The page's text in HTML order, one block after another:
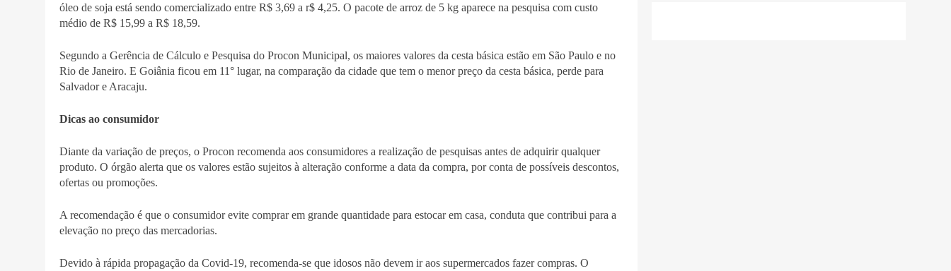
óleo de soja está sendo comercializado entre R$ 3,69 a r$ 4,25. O pacote de arroz de 5 kg aparece na pesquisa com custo
médio de R$ 15,99 a R$ 18,59.
Segundo a Gerência de Cálculo e Pesquisa do Procon Municipal, os maiores valores da cesta básica estão em São Paulo e no
Rio de Janeiro. E Goiânia ficou em 11° lugar, na comparação da cidade que tem o menor preço da cesta básica, perde para
Salvador e Aracaju.
Dicas ao consumidor
Diante da variação de preços, o Procon recomenda aos consumidores a realização de pesquisas antes de adquirir qualquer
produto. O órgão alerta que os valores estão sujeitos à alteração conforme a data da compra, por conta de possíveis descontos,
ofertas ou promoções.
A recomendação é que o consumidor evite comprar em grande quantidade para estocar em casa, conduta que contribui para a
elevação no preço das mercadorias.
Devido à rápida propagação da Covid-19, recomenda-se que idosos não devem ir aos supermercados fazer compras. O